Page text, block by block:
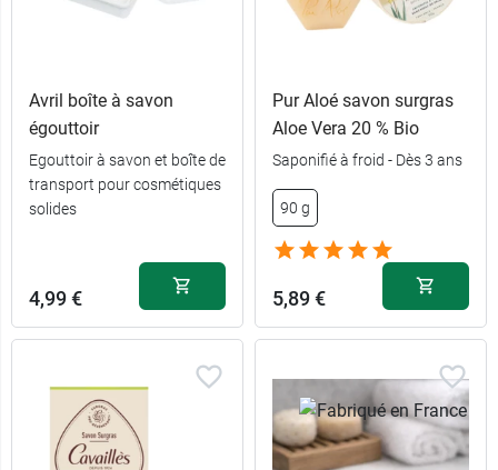
Avril boîte à savon
égouttoir
Egouttoir à savon et boîte de
transport pour cosmétiques
solides
4,99 €
Pur Aloé savon surgras
Aloe Vera 20 % Bio
Saponifié à froid - Dès 3 ans
90 g
5,89 €